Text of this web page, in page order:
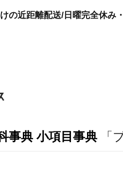
の近距離配送/日曜完全休み
事典 小項目事典 「